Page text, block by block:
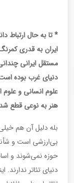
* تا به حال ارتباط
ایران به قدری
مستقل ایرانی
دنیای غرب بوده
علوم انسانی و
هنر به نوعی قطع
بله دلیل آن هم
بی‌ارزشی است و
حوزه نمی‌شوند و
دنیای تئاتر